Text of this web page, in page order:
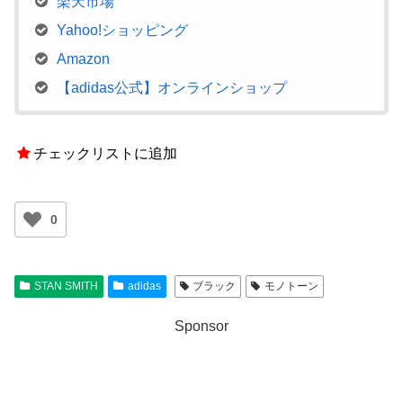
Yahoo!ショッピング
Amazon
【adidas公式】オンラインショップ
チェックリストに追加
0
STAN SMITH adidas ブラック モノトーン
Sponsor